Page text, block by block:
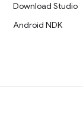
Download Studio
Android NDK